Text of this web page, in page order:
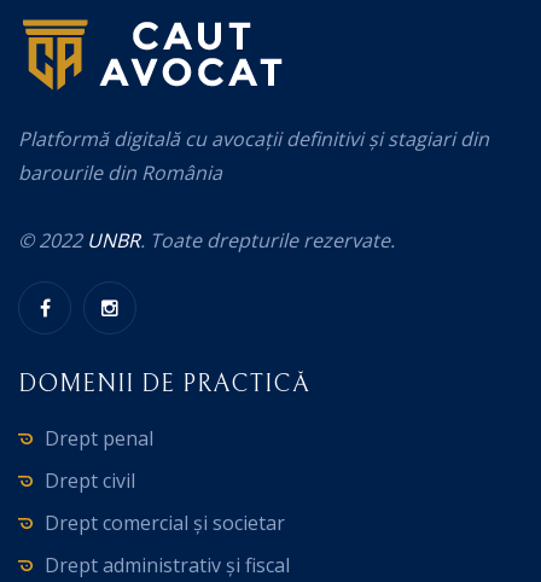
Platformă digitală cu avocații definitivi și stagiari din
barourile din România
© 2022 UNBR. Toate drepturile rezervate.
DOMENII DE PRACTICĂ
Drept penal
Drept civil
Drept comercial și societar
Drept administrativ și fiscal